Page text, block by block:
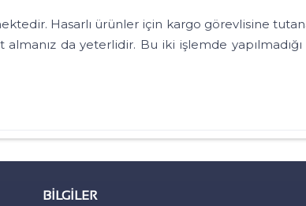
Hasarlı ürünler için kargo görevlisine
da yeterlidir. Bu iki işlemde
BILGILER